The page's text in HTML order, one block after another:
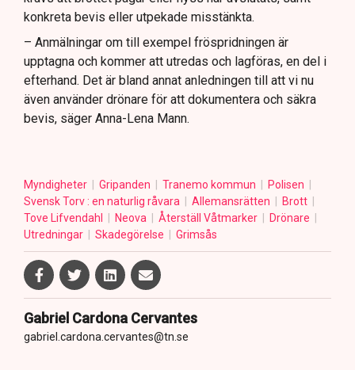
konkreta bevis eller utpekade misstänkta.
– Anmälningar om till exempel fröspridningen är
upptagna och kommer att utredas och lagföras, en del i
efterhand. Det är bland annat anledningen till att vi nu
även använder drönare för att dokumentera och säkra
bevis, säger Anna-Lena Mann.
Myndigheter Gripanden Tranemo kommun
Polisen
Svensk Torv : en naturlig råvara
Allemansrätten
Brott
Tove Lifvendahl
Neova Återställ Våtmarker
Drönare
Utredningar
Skadegörelse Grimsås
Gabriel Cardona Cervantes
gabriel.cardona.cervantes@tn.se